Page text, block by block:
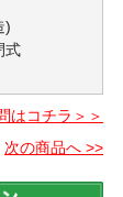
)
式
はコチラ＞＞
次の商品へ >>